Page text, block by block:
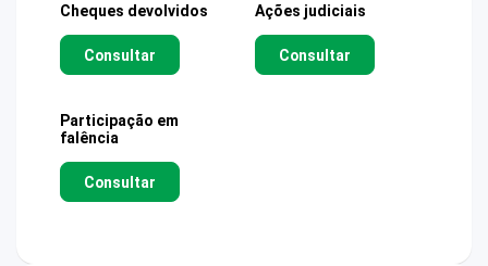
Cheques devolvidos
Consultar
Ações judiciais
Consultar
Participação em
falência
Consultar